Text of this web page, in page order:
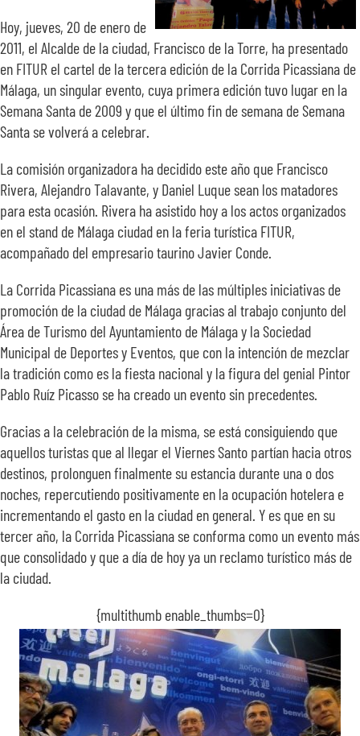
Hoy, jueves, 20 de enero de
2011, el Alcalde de la ciudad, Francisco de la Torre, ha presentado
en FITUR el cartel de la tercera edición de la Corrida Picassiana de
Málaga, un singular evento, cuya primera edición tuvo lugar en la
Semana Santa de 2009 y que el último fin de semana de Semana
Santa se volverá a celebrar.
La comisión organizadora ha decidido este año que Francisco
Rivera, Alejandro Talavante, y Daniel Luque sean los matadores
para esta ocasión. Rivera ha asistido hoy a los actos organizados
en el stand de Málaga ciudad en la feria turística FITUR,
acompañado del empresario taurino Javier Conde.
La Corrida Picassiana es una más de las múltiples iniciativas de
promoción de la ciudad de Málaga gracias al trabajo conjunto del
Área de Turismo del Ayuntamiento de Málaga y la Sociedad
Municipal de Deportes y Eventos, que con la intención de mezclar
la tradición como es la fiesta nacional y la figura del genial Pintor
Pablo Ruíz Picasso se ha creado un evento sin precedentes.
Gracias a la celebración de la misma, se está consiguiendo que
aquellos turistas que al llegar el Viernes Santo partían hacia otros
destinos, prolonguen finalmente su estancia durante una o dos
noches, repercutiendo positivamente en la ocupación hotelera e
incrementando el gasto en la ciudad en general. Y es que en su
tercer año, la Corrida Picassiana se conforma como un evento más
que consolidado y que a día de hoy ya un reclamo turístico más de
la ciudad.
{multithumb enable_thumbs=0}